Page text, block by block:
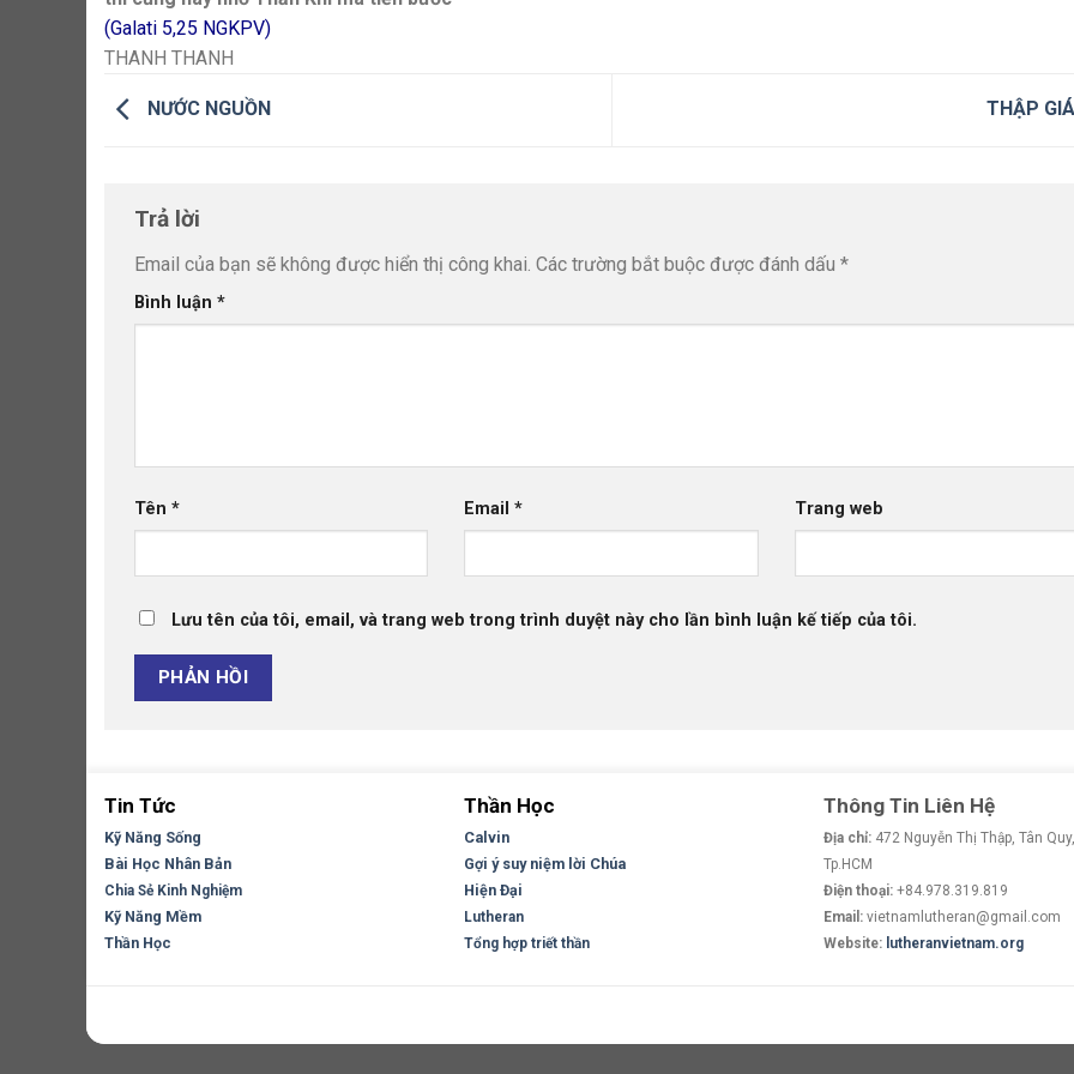
(Galati 5,25 NGKPV)
THANH THANH
NƯỚC NGUỒN THẬP
Trả lời
Email của bạn sẽ không được hiển thị công khai. Các trường bắt buộc được đánh dấu *
Bình luận *
Tên * Email* Trang web
Lưu tên của tôi, email, và trang web trong trình duyệt này cho lần bình luận kế tiếp của tôi.
Tin Tức
Kỹ Năng Sống
Bài Học Nhân Bản
Chia Sẻ Kinh Nghiệm
Kỹ Năng Mềm
Thần Học
Thần Học
Calvin
Gợi ý suy niệm lời Chúa
Hiện Đại
Lutheran
Tổng hợp triết thần
Thông Tin Liên Hệ
Địa chỉ: 472 Nguyễn Thị Thập, Tân
Tp.HCM
Điện thoại: +84.978.319.819
Email: vietnamlutheran@gmail.com
Website: lutheranvietnam.org